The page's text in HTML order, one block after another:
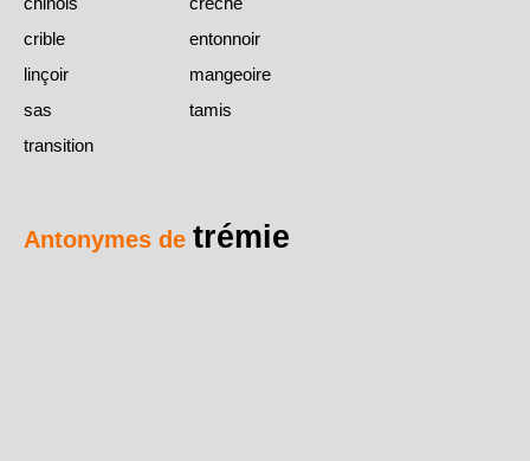
crible
entonnoir
linçoir
mangeoire
sas
tamis
transition
Antonymes de trémie